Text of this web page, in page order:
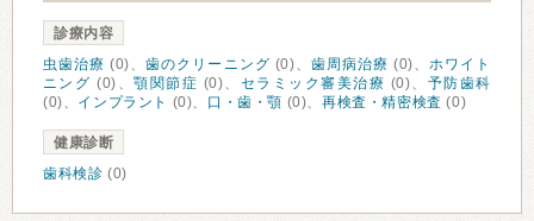
診療内容
虫歯治療 (0)、歯のクリーニング (0)、 歯周病治療 (0)、ホワイト
ニング (0)、顎関節症 (0)、 セラミック審美治療 (0)、 予防歯科
(0)、 インプラント (0)、 口・歯・顎 (0)、再検査・精密検査 (0)
健康診断
歯科検診 (0)